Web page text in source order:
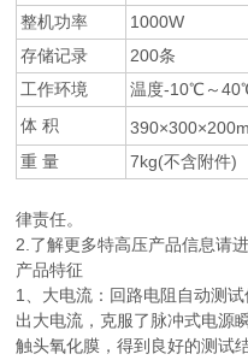
整机功率
1000W
存储记录
200条
工作环境
温度-10℃～
体 积
重 量 7kg(不含附件)
律责任。
2.了解更多特高压产品信息请
产品特征
1、大电流：回路电阻自动测
出大电流，克服了脉冲式电源
触头氧化膜，得到良好的测试结